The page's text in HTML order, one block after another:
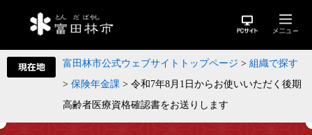
富田林市公式ウェブサイトトップページ > 組織で探す
> 保険年金課 > 令和7年8月1日からお使いいただく後期
高齢者医療資格確認書をお送りします